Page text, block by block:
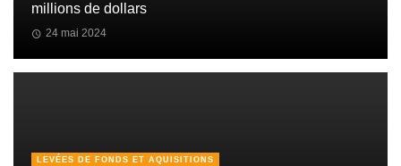
millions de dollars
24 mai 2024
LEVÉES DE FONDS ET AQUISITIONS